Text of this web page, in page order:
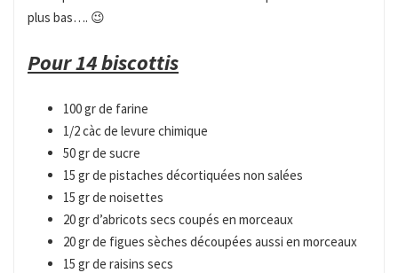
plus bas…. 😉
Pour 14 biscottis
100 gr de farine
1/2 càc de levure chimique
50 gr de sucre
15 gr de pistaches décortiquées non salées
15 gr de noisettes
20 gr d’abricots secs coupés en morceaux
20 gr de figues sèches découpées aussi en morceaux
15 gr de raisins secs